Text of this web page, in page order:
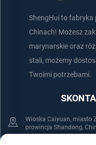
ShengHui to fabryka
Chinach! Możesz
marynarskie oraz
stali, możemy
Twoimi potrzebami.
Wioska Caiyuan, miasto
prowincja Shandong,